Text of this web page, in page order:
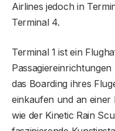
Airlines jedoch in
Terminal 4.
Terminal 1 ist ein
das Boarding ihres
einkaufen und an einer
wie der Kinetic Rain